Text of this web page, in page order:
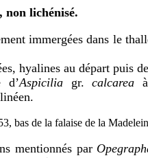
non lichénisé.
immergées dans le
hyalines au départ puis
d’Aspiciliagr.calcarea
bas de la falaise de la
mentionnés par